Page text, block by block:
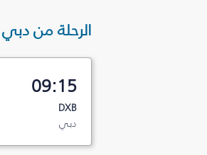
الرحلة من
09:15
DXB
دبي